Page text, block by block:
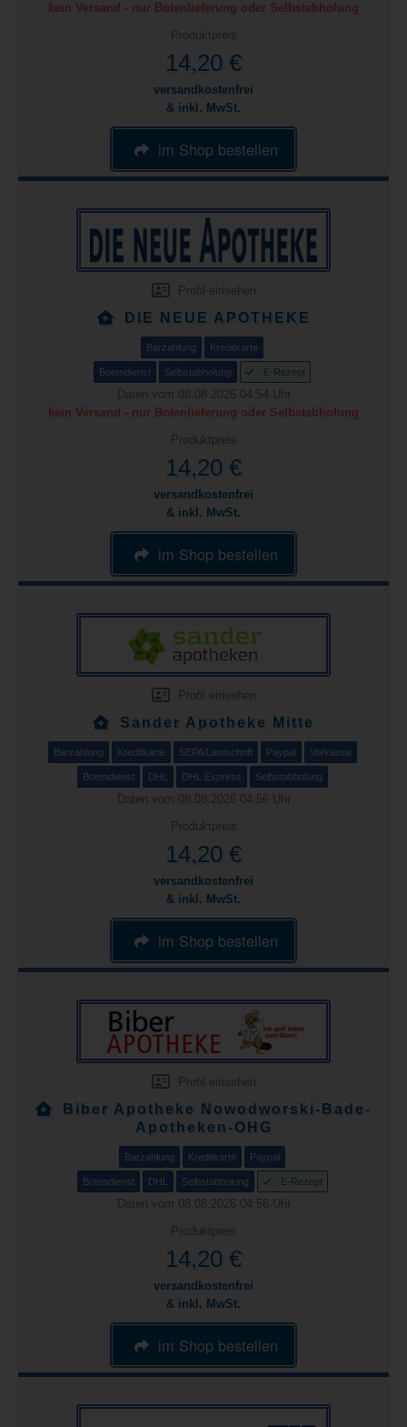
kein Versand - nur Botenlieferung oder Selbstabholung
Produktpreis
14,20 €
versandkostenfrei
& inkl. MwSt.
im Shop bestellen
Profil einsehen
DIE NEUE APOTHEKE
Barzahlung Kreditkarte
Botendienst Selbstabholung E-Rezept
Daten vom 08.08.2026 04:54 Uhr
kein Versand - nur Botenlieferung oder Selbstabholung
Produktpreis
14,20 €
versandkostenfrei
& inkl. MwSt.
im Shop bestellen
Profil einsehen
Sander Apotheke Mitte
Barzahlung Kreditkarte SEPA/Lastschrift Paypal Vorkasse
Botendienst DHL DHL Express Selbstabholung
Daten vom 08.08.2026 04:56 Uhr
Produktpreis
14,20 €
versandkostenfrei
& inkl. MwSt.
im Shop bestellen
Profil einsehen
Biber Apotheke Nowodworski-Bade-
Apotheken-OHG
Barzahlung Kreditkarte Paypal
Botendienst DHL Selbstabholung E-Rezept
Daten vom 08.08.2026 04:56 Uhr
Produktpreis
14,20 €
versandkostenfrei
& inkl. MwSt.
im Shop bestellen